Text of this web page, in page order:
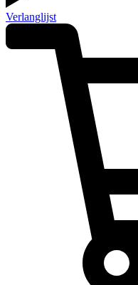
Verlanglijst